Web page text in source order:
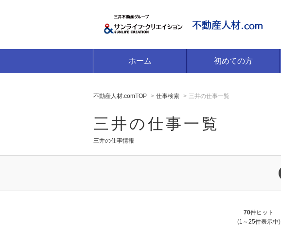
ホーム 初めての方
不動産人材.comTOP 仕事検索 三井の仕事一覧
三井の仕事一覧
三井の仕事情報
70件ヒット
(1～25件表示中)